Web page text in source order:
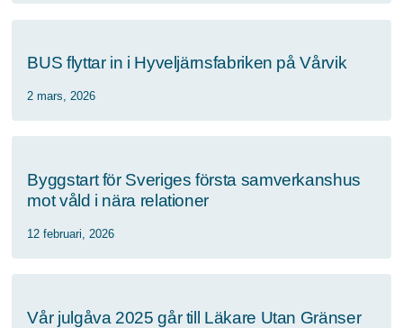
BUS flyttar in i Hyveljärnsfabriken på Vårvik
2 mars, 2026
Byggstart för Sveriges första samverkanshus
mot våld i nära relationer
12 februari, 2026
Vår julgåva 2025 går till Läkare Utan Gränser